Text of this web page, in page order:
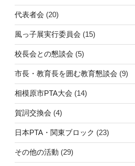
代表者会 (20)
風っ子展実行委員会 (15)
校長会との懇談会 (5)
市長・教育長を囲む教育懇談会 (9)
相模原市PTA大会 (14)
賀詞交換会 (4)
日本PTA・関東ブロック (23)
その他の活動 (29)